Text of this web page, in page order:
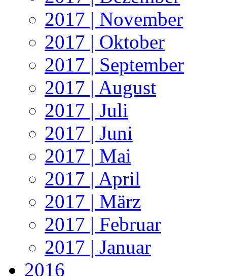
2017 | November
2017 | Oktober
2017 | September
2017 | August
2017 | Juli
2017 | Juni
2017 | Mai
2017 | April
2017 | März
2017 | Februar
2017 | Januar
2016